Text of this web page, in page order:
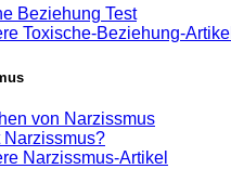
Beziehung Test
Toxische-Beziehung-Artikel
von Narzissmus
Narzissmus?
Narzissmus-Artikel